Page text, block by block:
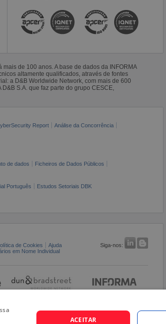
de 100 anos. A base de dados da INFORMA
altamente qualificados, através de fontes
a D&B Worldwide Network, com mais de 600
S.A. que faz parte do grupo CESCE,
Report
Análise da Concorrência
de dados
Ficheiros de Dados Públicos
Português Estudos Setoriais DBK
de Cookies Ajuda
Siga-nos:
em Nome Individual
ACEITAR